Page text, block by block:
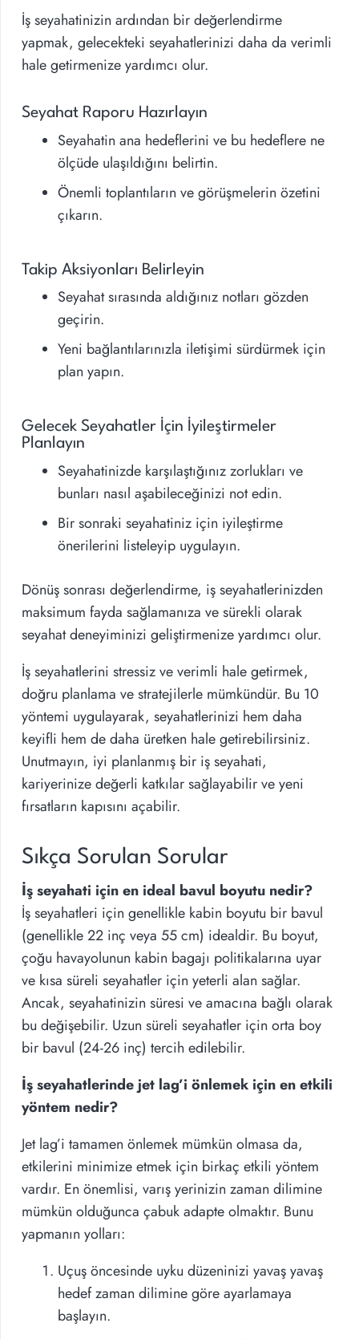
İş seyahatinizin ardından bir değerlendirme
yapmak, gelecekteki seyahatlerinizi daha da verimli
hale getirmenize yardımcı olur.
Seyahat Raporu Hazırlayın
Seyahatin ana hedeflerini ve bu hedeflere ne
ölçüde ulaşıldığını belirtin.
Önemli toplantıların ve görüşmelerin özetini
çıkarın.
Takip Aksiyonları Belirleyin
Seyahat sırasında aldığınız notları gözden
geçirin.
Yeni bağlantılarınızla iletişimi sürdürmek için
plan yapın.
Gelecek Seyahatler İçin İyileştirmeler
Planlayın
Seyahatinizde karşılaştığınız zorlukları ve
bunları nasıl aşabileceğinizi not edin.
Bir sonraki seyahatiniz için iyileştirme
önerilerini listeleyip uygulayın.
Dönüş sonrası değerlendirme, iş seyahatlerinizden
maksimum fayda sağlamanıza ve sürekli olarak
seyahat deneyiminizi geliştirmenize yardımcı olur.
İş seyahatlerini stressiz ve verimli hale getirmek,
doğru planlama ve stratejilerle mümkündür. Bu 10
yöntemi uygulayarak, seyahatlerinizi hem daha
keyifli hem de daha üretken hale getirebilirsiniz.
Unutmayın, iyi planlanmış bir iş seyahati,
kariyerinize değerli katkılar sağlayabilir ve yeni
fırsatların kapısını açabilir.
Sıkça Sorulan Sorular
İş seyahati için en ideal bavul boyutu nedir?
İş seyahatleri için genellikle kabin boyutu bir bavul
(genellikle 22 inç veya 55 cm) idealdir. Bu boyut,
çoğu havayolunun kabin bagajı politikalarına uyar
ve kısa süreli seyahatler için yeterli alan sağlar.
Ancak, seyahatinizin süresi ve amacına bağlı olarak
bu değişebilir. Uzun süreli seyahatler için orta boy
bir bavul (24-26 inç) tercih edilebilir.
İş seyahatlerinde jet lag’i önlemek için en etkili
yöntem nedir?
Jet lag’i tamamen önlemek mümkün olmasa da,
etkilerini minimize etmek için birkaç etkili yöntem
vardır. En önemlisi, varış yerinizin zaman dilimine
mümkün olduğunca çabuk adapte olmaktır. Bunu
yapmanın yolları:
Uçuş öncesinde uyku düzeninizi yavaş yavaş
hedef zaman dilimine göre ayarlamaya
başlayın.